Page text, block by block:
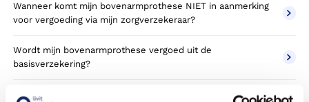
Wanneer komt mijn bovenarmprothese NIET in aanmerking
voor vergoeding via mijn zorgverzekeraar?
Wordt mijn bovenarmprothese vergoed uit de
basisverzekering?
Wordt mijn bovenarmprothese vergoed vanuit een